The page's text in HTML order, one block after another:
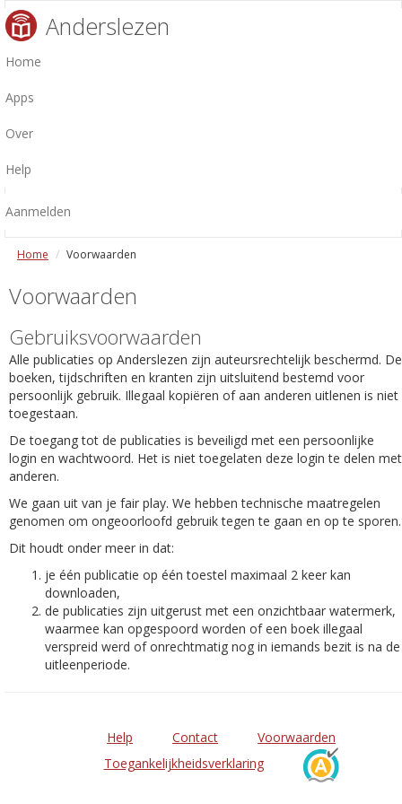
Anderslezen
Home
Apps
Over
Help
Aanmelden
Home Voorwaarden
Voorwaarden
Gebruiksvoorwaarden
Alle publicaties op Anderslezen zijn auteursrechtelijk beschermd. De
boeken, tijdschriften en kranten zijn uitsluitend bestemd voor
persoonlijk gebruik. Illegaal kopiëren of aan anderen uitlenen is niet
toegestaan.
De toegang tot de publicaties is beveiligd met een persoonlijke
login en wachtwoord. Het is niet toegelaten deze login te delen met
anderen.
We gaan uit van je fair play. We hebben technische maatregelen
genomen om ongeoorloofd gebruik tegen te gaan en op te sporen.
Dit houdt onder meer in dat:
je één publicatie op één toestel maximaal 2 keer kan
downloaden,
de publicaties zijn uitgerust met een onzichtbaar watermerk,
waarmee kan opgespoord worden of een boek illegaal
verspreid werd of onrechtmatig nog in iemands bezit is na de
uitleenperiode.
Help Contact
Voorwaarden
Toegankelijkheidsverklaring